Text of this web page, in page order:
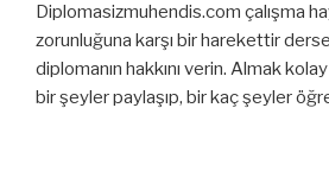
Diplomasizmuhendis.com çalışma
zorunluğuna karşı bir harekettir
diplomanın hakkını verin. Almak
bir şeyler paylaşıp, bir kaç şeyler